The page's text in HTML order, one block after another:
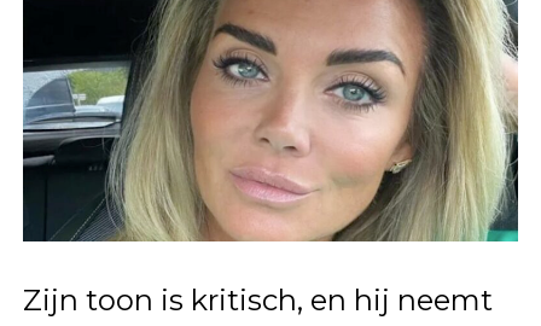
Zijn toon is kritisch, en hij neemt